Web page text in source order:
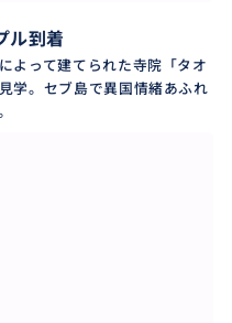
ル到着
よって建てられた寺院「タオ
学。セブ島で異国情緒あふれ